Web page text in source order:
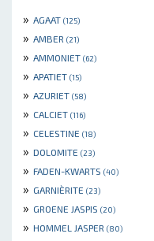
» AGAAT (125)
» AMBER (21)
» AMMONIET (62)
» APATIET (15)
» AZURIET (58)
» CALCIET (116)
» CELESTINE (18)
» DOLOMITE (23)
» FADEN-KWARTS (40)
» GARNIÈRITE (23)
» GROENE JASPIS (20)
» HOMMEL JASPER (80)